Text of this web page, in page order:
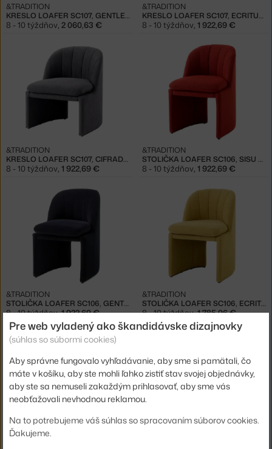
KRESLO LOAFER SC107, GENTLE 0193
&TRADITION
8 - 10 týždňov 2 060,63 €
KRESLO LOAFER SC107, ECRITURE 0470
&TRADITION
8 - 10 týždňov 1 922,69 €
KRESLO LOAFER SC107, CIFRADO 0771
&TRADITION
8 - 10 týždňov, 1 922,69 €
STOLIČKA LOAFER SC106, SISU 0655
&TRADITION
8 - 10 týždňov, 1 922,69 €
STOLIČKA LOAFER SC106, GENTLE 0193
&TRADITION
8 - 10 týždňov,1 922,69 €
STOLIČKA LOAFER SC106, ECRITURE 0470
&TRADITION
8 - 10 týždňov,1 785,96 €
&TRADITION
Pre web vyladený ako škandidávske dizajnovky
(súhlas so súbormi cookies)
Aby správne fungovalo vyhľadávanie, aby sme si pamätali, čo
máte v košíku, aby ste mohli ľahko zistiť stav svojej objednávky,
aby ste sa nemuseli zakaždým prihlasovať, aby sme vás
neobťažovali nevhodnou reklamou.
Na to potrebujeme váš súhlas so spracovaním súborov cookies.
Ďakujeme.